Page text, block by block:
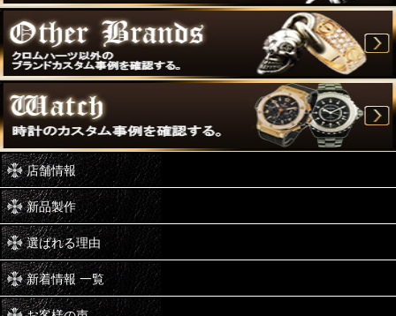
店舗情報
新品製作
選ばれる理由
新着情報 一覧